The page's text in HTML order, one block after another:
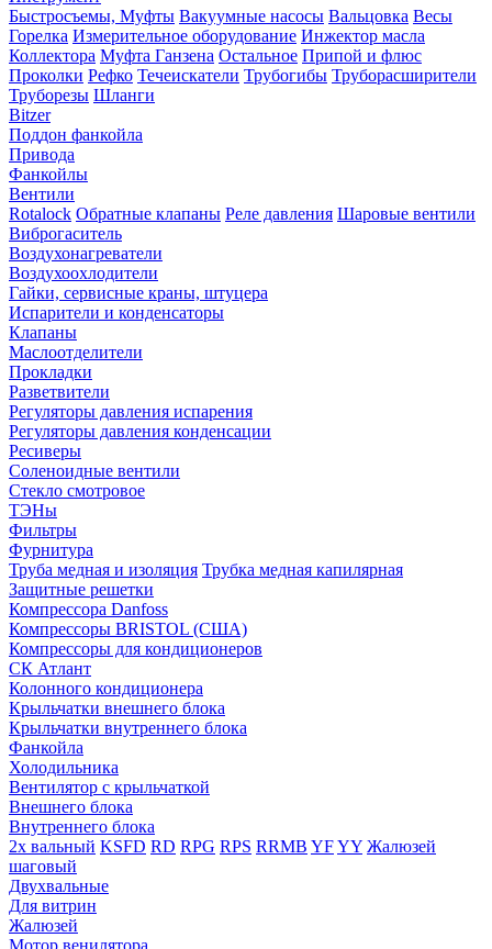
Быстросъемы, Муфты Вакуумные насосы Вальцовка Весы
Горелка Измерительное оборудование Инжектор масла
Коллектора Муфта Ганзена Остальное Припой и флюс
Проколки Рефко Течеискатели Трубогибы Труборасширители
Труборезы Шланги
Bitzer
Поддон фанкойла
Привода
Фанкойлы
Вентили
Rotalock Обратные клапаны Реле давления Шаровые вентили
Виброгаситель
Воздухонагреватели
Воздухоохлодители
Гайки, сервисные краны, штуцера
Испарители и конденсаторы
Клапаны
Маслоотделители
Прокладки
Разветвители
Регуляторы давления испарения
Регуляторы давления конденсации
Ресиверы
Соленоидные вентили
Стекло смотровое
ТЭНы
Фильтры
Фурнитура
Труба медная и изоляция Трубка медная капилярная
Защитные решетки
Компрессора Danfoss
Компрессоры BRISTOL (США)
Компрессоры для кондиционеров
СК Атлант
Колонного кондиционера
Крыльчатки внешнего блока
Крыльчатки внутреннего блока
Фанкойла
Холодильника
Вентилятор с крыльчаткой
Внешнего блока
Внутреннего блока
2х вальный KSFD RD RPG RPS RRMB YFYY Жалюзей
шаговый
Двухвальные
Для витрин
Жалюзей
Мотор венилятора